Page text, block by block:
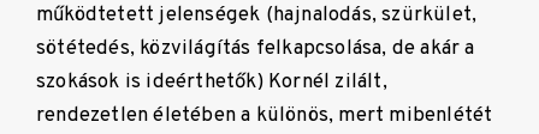
működtetett jelenségek (hajnalodás, szürkület,
sötétedés, közvilágítás felkapcsolása, de akár a
szokások is ideérthetők) Kornél zilált,
rendezetlen életében a különös, mert mibenlétét